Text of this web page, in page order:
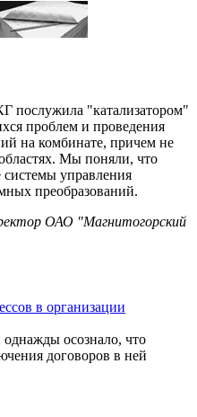
послужила "катализатором"
проблем и проведения
на комбинате, причем не
Мы поняли, что
системы управления
преобразований.
ОАО "Магнитогорский
в организации
осознало, что
договоров в ней